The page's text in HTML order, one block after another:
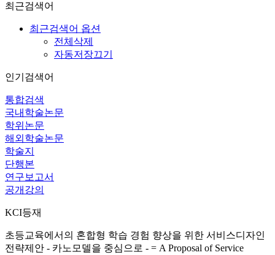
최근검색어
최근검색어 옵션
전체삭제
자동저장끄기
인기검색어
통합검색
국내학술논문
학위논문
해외학술논문
학술지
단행본
연구보고서
공개강의
KCI등재
초등교육에서의 혼합형 학습 경험 향상을 위한 서비스디자인
전략제안 ‑ 카노모델을 중심으로 ‑ = A Proposal of Service